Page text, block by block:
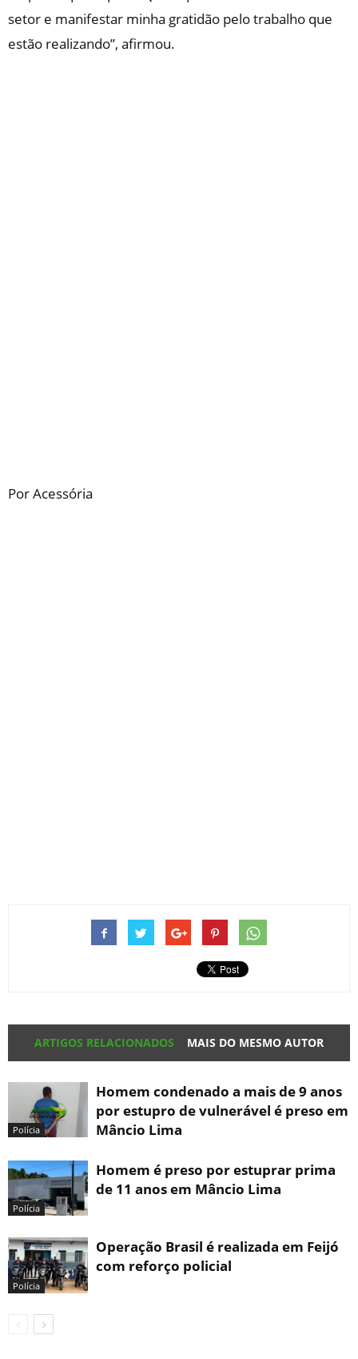
setor e manifestar minha gratidão pelo trabalho que
estão realizando”, afirmou.
Por Acessória
ARTIGOS RELACIONADOS MAIS DO MESMO AUTOR
Polícia
Homem condenado a mais de 9 anos
por estupro de vulnerável é preso em
Mâncio Lima
Polícia
Homem é preso por estuprar prima
de 11 anos em Mâncio Lima
Polícia
Operação Brasil é realizada em Feijó
com reforço policial